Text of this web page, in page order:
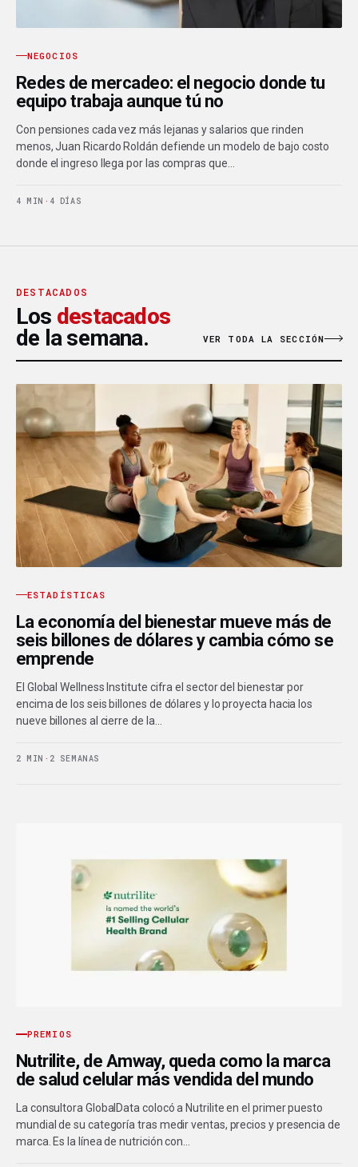
NEGOCIOS
Redes de mercadeo: el negocio donde tu
equipo trabaja aunque tú no
Con pensiones cada vez más lejanas y salarios que rinden
menos, Juan Ricardo Roldán defiende un modelo de bajo costo
donde el ingreso llega por las compras que…
4 MIN · 4 DÍAS
DESTACADOS
Los destacados
de la semana.
VER TODA LA SECCIÓN
ESTADÍSTICAS
La economía del bienestar mueve más de
seis billones de dólares y cambia cómo se
emprende
El Global Wellness Institute cifra el sector del bienestar por
encima de los seis billones de dólares y lo proyecta hacia los
nueve billones al cierre de la…
2 MIN · 2 SEMANAS
PREMIOS
Nutrilite, de Amway, queda como la marca
de salud celular más vendida del mundo
La consultora GlobalData colocó a Nutrilite en el primer puesto
mundial de su categoría tras medir ventas, precios y presencia de
marca. Es la línea de nutrición con…